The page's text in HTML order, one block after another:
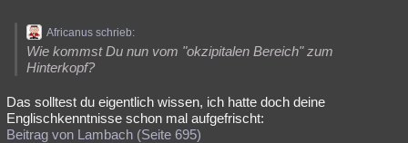
Africanus schrieb:
Wie kommst Du nun vom "okzipitalen Bereich" zum
Hinterkopf?
Das solltest du eigentlich wissen, ich hatte doch deine
Englischkenntnisse schon mal aufgefrischt:
Beitrag von Lambach (Seite 695)